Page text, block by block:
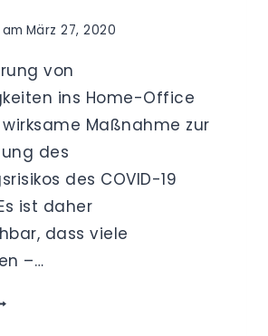
März 27, 2020
von
ins Home-Office
Maßnahme zur
des
des COVID-19
ist daher
dass viele
–…